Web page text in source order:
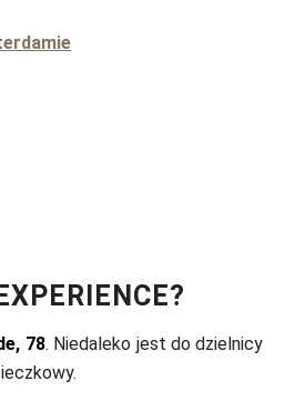
78. Niedaleko jest do dzielnicy